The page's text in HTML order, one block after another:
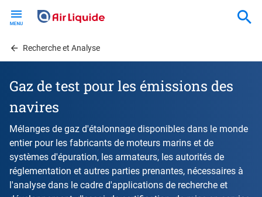
contentRecherche et Analyse
Gaz de test pour les émissions des
navires
Mélanges de gaz d'étalonnage disponibles dans le monde
entier pour les fabricants de moteurs marins et de
systèmes d'épuration, les armateurs, les autorités de
réglementation et autres parties prenantes, nécessaires à
l'analyse dans le cadre d'applications de recherche et